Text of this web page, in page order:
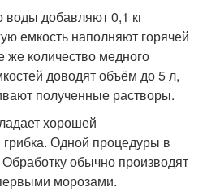
воды добавляют 0,1 кг
емкость наполняют горячей
же количество медного
доводят объём до 5 л,
полученные растворы.
хорошей
Одной процедуры в
обычно производят
морозами.